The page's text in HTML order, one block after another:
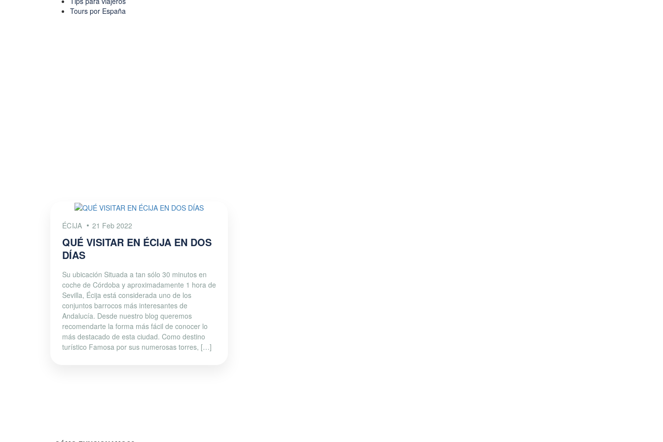
Tours por España
ÉCIJA 21 Feb 2022
QUÉ VISITAR EN ÉCIJA EN DOS
DÍAS
Su ubicación Situada a tan sólo 30 minutos en
coche de Córdoba y aproximadamente 1 hora de
Sevilla, Écija está considerada uno de los
conjuntos barrocos más interesantes de
Andalucía. Desde nuestro blog queremos
recomendarte la forma más fácil de conocer lo
más destacado de esta ciudad. Como destino
turístico Famosa por sus numerosas torres, […]